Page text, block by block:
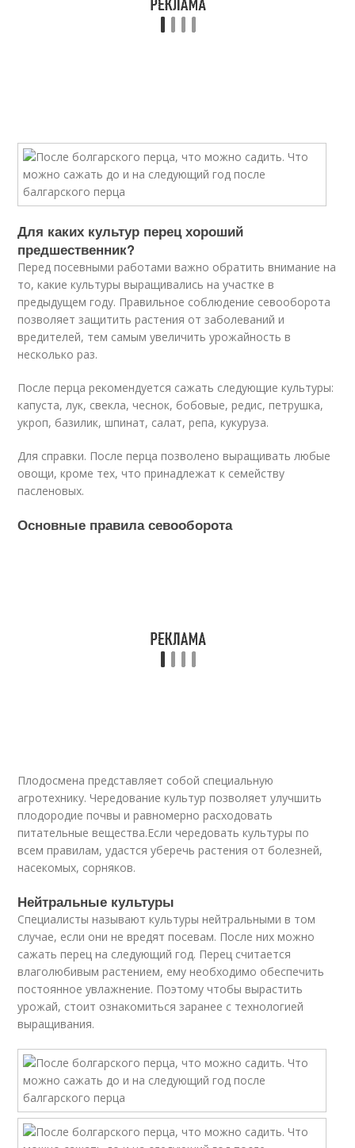
Для каких культур перец хороший
предшественник?
Перед посевными работами важно обратить внимание на
то, какие культуры выращивались на участке в
предыдущем году. Правильное соблюдение севооборота
позволяет защитить растения от заболеваний и
вредителей, тем самым увеличить урожайность в
несколько раз.
После перца рекомендуется сажать следующие культуры:
капуста, лук, свекла, чеснок, бобовые, редис, петрушка,
укроп, базилик, шпинат, салат, репа, кукуруза.
Для справки. После перца позволено выращивать любые
овощи, кроме тех, что принадлежат к семейству
пасленовых.
Основные правила севооборота
Плодосмена представляет собой специальную
агротехнику. Чередование культур позволяет улучшить
плодородие почвы и равномерно расходовать
питательные вещества.Если чередовать культуры по
всем правилам, удастся уберечь растения от болезней,
насекомых, сорняков.
Нейтральные культуры
Специалисты называют культуры нейтральными в том
случае, если они не вредят посевам. После них можно
сажать перец на следующий год. Перец считается
влаголюбивым растением, ему необходимо обеспечить
постоянное увлажнение. Поэтому чтобы вырастить
урожай, стоит ознакомиться заранее с технологией
выращивания.